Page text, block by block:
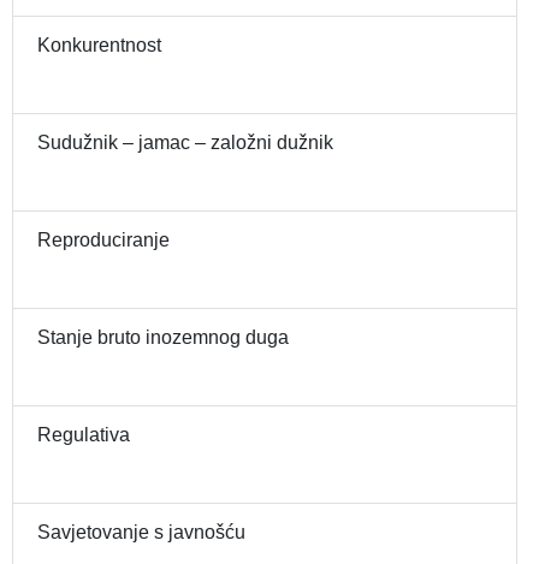
Konkurentnost
Sudužnik – jamac – založni dužnik
Reproduciranje
Stanje bruto inozemnog duga
Regulativa
Savjetovanje s javnošću